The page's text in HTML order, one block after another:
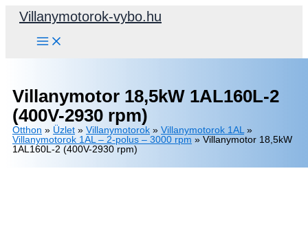
SkipVillanymotorok-vybo.hu
Villanymotor 18,5kW 1AL160L-2
(400V-2930 rpm)
Otthon » Üzlet » Villanymotorok » Villanymotorok 1AL »
Villanymotorok 1AL – 2-polus – 3000 rpm » Villanymotor 18,5kW
1AL160L-2 (400V-2930 rpm)